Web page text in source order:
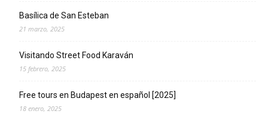
Basílica de San Esteban
21 marzo, 2025
Visitando Street Food Karaván
15 febrero, 2025
Free tours en Budapest en español [2025]
18 enero, 2025